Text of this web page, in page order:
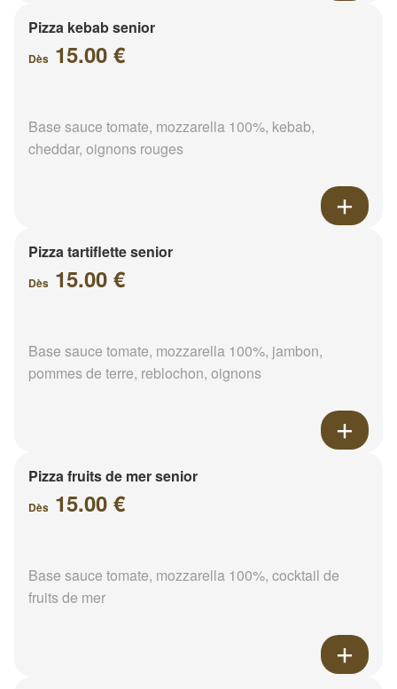
Pizza kebab senior
Dès 15.00 €
Base sauce tomate, mozzarella 100%, kebab,
cheddar, oignons rouges
Pizza tartiflette senior
Dès 15.00 €
Base sauce tomate, mozzarella 100%, jambon,
pommes de terre, reblochon, oignons
Pizza fruits de mer senior
Dès 15.00 €
Base sauce tomate, mozzarella 100%, cocktail de
fruits de mer